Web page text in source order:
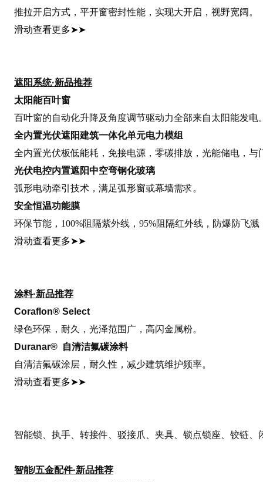
推拉开启方式，平开窗密封性能，实现大开启，视野宽阔。
滑动查看更多➤➤
遮阳系统·新品推荐
太阳能百叶窗
百叶窗的自动化升降及角度调节驱动力全部来自太阳能发电
全内置光伏遮阳建筑一体化单元电力模组
全内置光伏板低能耗，免接电源，零碳排放，光能储电，与
光伏电控内置遮阳中空弯钢化玻璃
弧形电动牵引技术，满足弧形窗或幕墙需求。
安全恒温功能膜
环保节能，100%阻隔紫外线，95%阻隔红外线，防爆防飞
滑动查看更多➤➤
涂料·新品推荐
Coraflon® Select
绿色环保，耐久，光泽范围广，高闪金属粉。
Duranar® 自清洁氟碳涂料
自清洁氟碳涂层，耐久性，减少建筑维护频率。
滑动查看更多➤➤
智能锁、执手、转接件、驳接爪、夹具、锁点锁座、铰链
智能/五金配件·新品推荐